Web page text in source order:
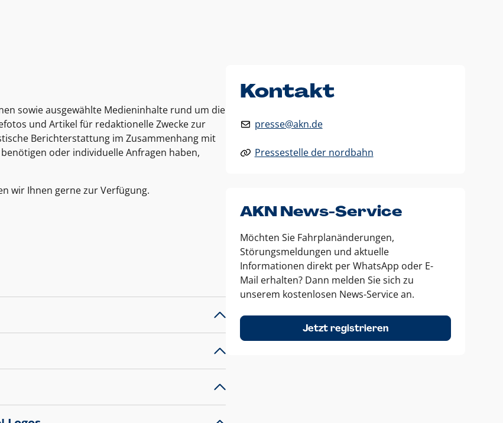
sowie ausgewählte Medieninhalte rund um die
und Artikel für redaktionelle Zwecke zur
Berichterstattung im Zusammenhang mit
oder individuelle Anfragen haben,
wir Ihnen gerne zur Verfügung.
Kontakt
presse@akn.de
Pressestelle der nordbahn
AKN News-Service
Möchten Sie Fahrplanänderungen,
Störungsmeldungen und aktuelle
Informationen direkt per WhatsApp oder E-
Mail erhalten? Dann melden Sie sich zu
unserem kostenlosen News-Service an.
Jetzt registrieren